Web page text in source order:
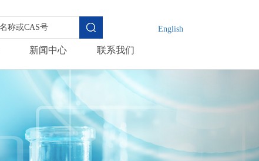
English
新闻中心 联系我们